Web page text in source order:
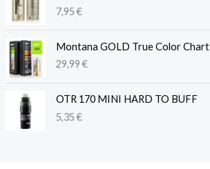
7,95€
Montana GOLD True Color Chart
29,99€
OTR 170 MINI HARD TO BUFF
5,35€